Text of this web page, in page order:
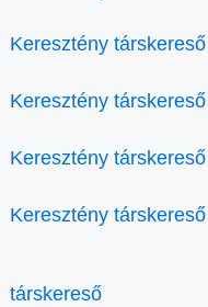
Keresztény
Keresztény
Keresztény
Keresztény
társkereső